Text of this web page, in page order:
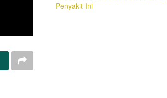
Penyakit Ini